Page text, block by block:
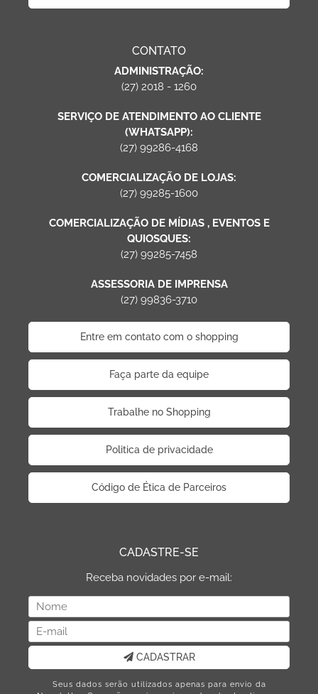
CONTATO
ADMINISTRAÇÃO:
(27) 2018 - 1260
SERVIÇO DE ATENDIMENTO AO CLIENTE
(WHATSAPP):
(27) 99286-4168
COMERCIALIZAÇÃO DE LOJAS:
(27) 99285-1600
COMERCIALIZAÇÃO DE MÍDIAS , EVENTOS E
QUIOSQUES:
(27) 99285-7458
ASSESSORIA DE IMPRENSA
(27) 99836-3710
Entre em contato com o shopping
Faça parte da equipe
Trabalhe no Shopping
Politica de privacidade
Código de Ética de Parceiros
CADASTRE-SE
Receba novidades por e-mail:
CADASTRAR
Seus dados serão utilizados apenas para envio da